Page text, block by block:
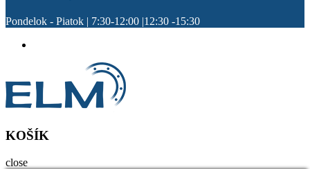
Pondelok - Piatok | 7:30-12:00 |12:30 -15:30
KOŠÍK
close